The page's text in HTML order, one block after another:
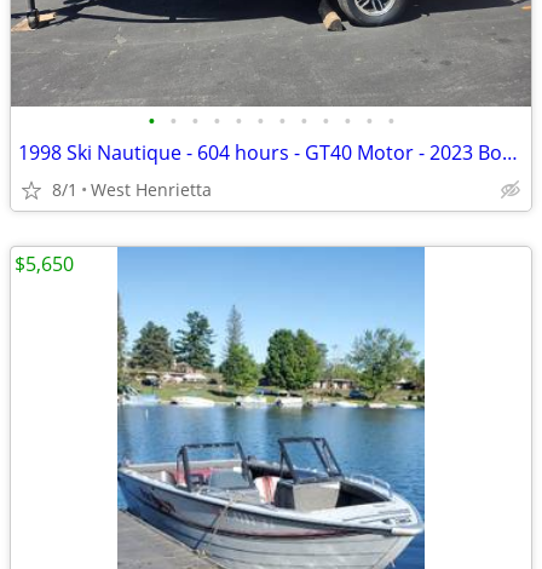
• • • • • • • • • • • •
1998 Ski Nautique - 604 hours - GT40 Motor - 2023 Boatmate Trailer
8/1 West Henrietta
$5,650